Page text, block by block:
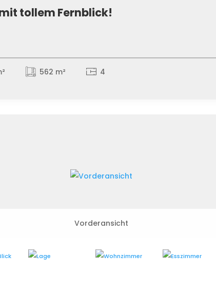
tollem Fernblick!
562 m² 4
Vorderansicht